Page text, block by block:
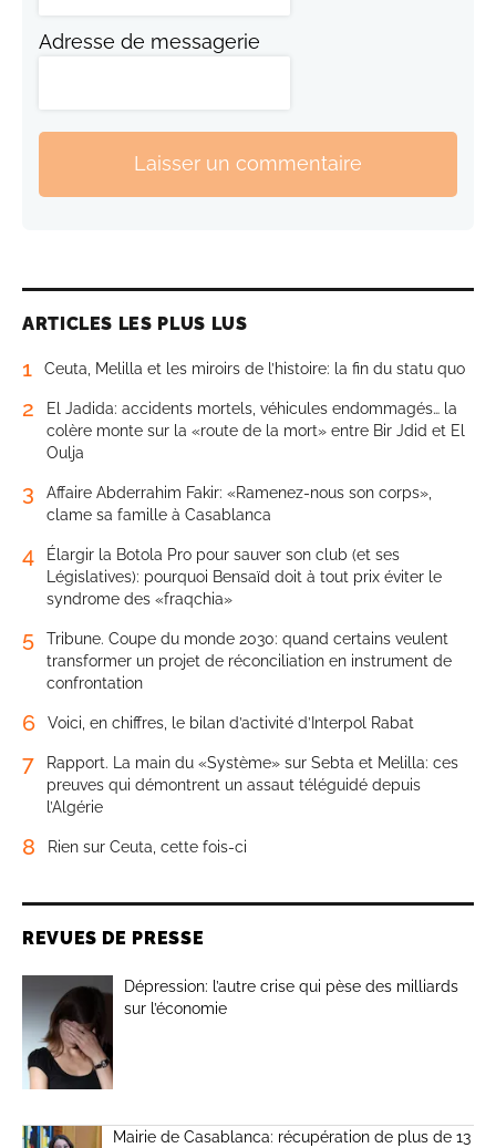
Adresse de messagerie
Laisser un commentaire
ARTICLES LES PLUS LUS
1 Ceuta, Melilla et les miroirs de l’histoire: la fin du statu quo
2
El Jadida: accidents mortels, véhicules endommagés… la
colère monte sur la «route de la mort» entre Bir Jdid et El
Oulja
3
Affaire Abderrahim Fakir: «Ramenez-nous son corps»,
clame sa famille à Casablanca
4
Élargir la Botola Pro pour sauver son club (et ses
Législatives): pourquoi Bensaïd doit à tout prix éviter le
syndrome des «fraqchia»
5
Tribune. Coupe du monde 2030: quand certains veulent
transformer un projet de réconciliation en instrument de
confrontation
6 Voici, en chiffres, le bilan d’activité d’Interpol Rabat
7
Rapport. La main du «Système» sur Sebta et Melilla: ces
preuves qui démontrent un assaut téléguidé depuis
l’Algérie
8 Rien sur Ceuta, cette fois-ci
REVUES DE PRESSE
Dépression: l’autre crise qui pèse des milliards
sur l’économie
Mairie de Casablanca: récupération de plus de 13